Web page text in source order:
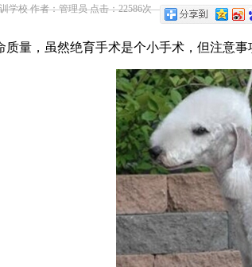
学校 作者：管理员 点击：22586次
量，虽然绝育手术是个小手术，但注意事